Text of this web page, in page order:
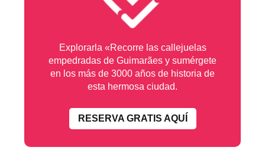
Explorarla «Recorre las callejuelas
empedradas de Guimarães y sumérgete
en los más de 3000 años de historia de
esta hermosa ciudad.
RESERVA GRATIS AQUÍ